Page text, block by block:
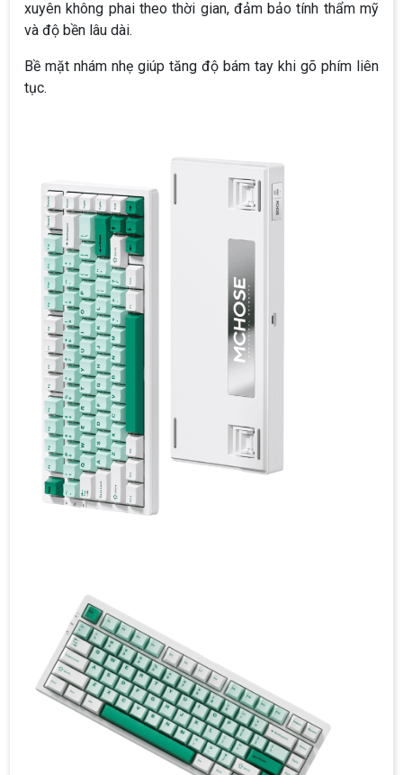
xuyên không phai theo thời gian, đảm bảo tính thẩm mỹ
và độ bền lâu dài.
Bề mặt nhám nhẹ giúp tăng độ bám tay khi gõ phím liên
tục.